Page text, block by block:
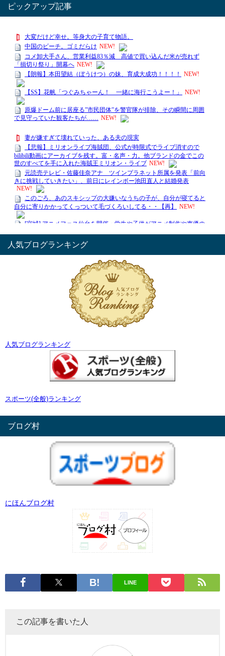
ピックアップ記事
人気ブログランキング
人気ブログランキング
スポーツ(全般)ランキング
ブログ村
にほんブログ村
LINE
この記事を書いた人